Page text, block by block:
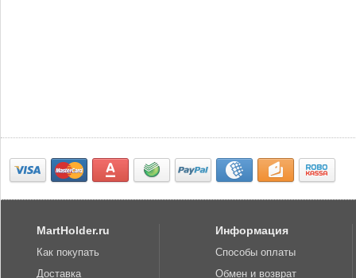
MartHolder.ru
Как покупать
Доставка
Информация
Способы оплаты
Обмен и возврат